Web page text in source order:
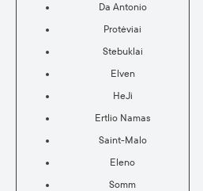
Da Antonio
Protėviai
Stebuklai
Elven
HeJi
Ertlio Namas
Saint-Malo
Eleno
Somm